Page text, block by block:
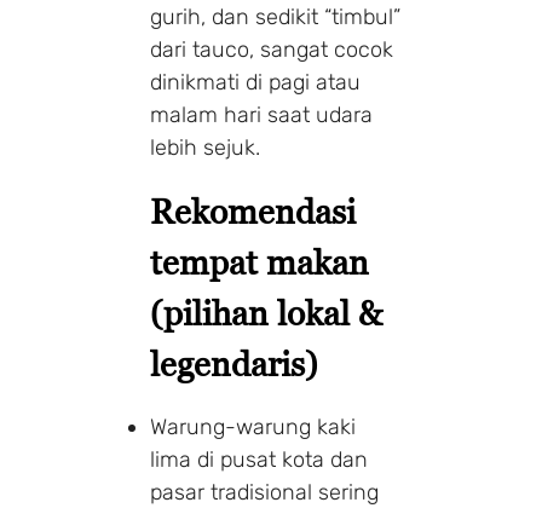
gurih, dan sedikit “timbul”
dari tauco, sangat cocok
dinikmati di pagi atau
malam hari saat udara
lebih sejuk.
Rekomendasi
tempat makan
(pilihan lokal &
legendaris)
Warung-warung kaki
lima di pusat kota dan
pasar tradisional sering